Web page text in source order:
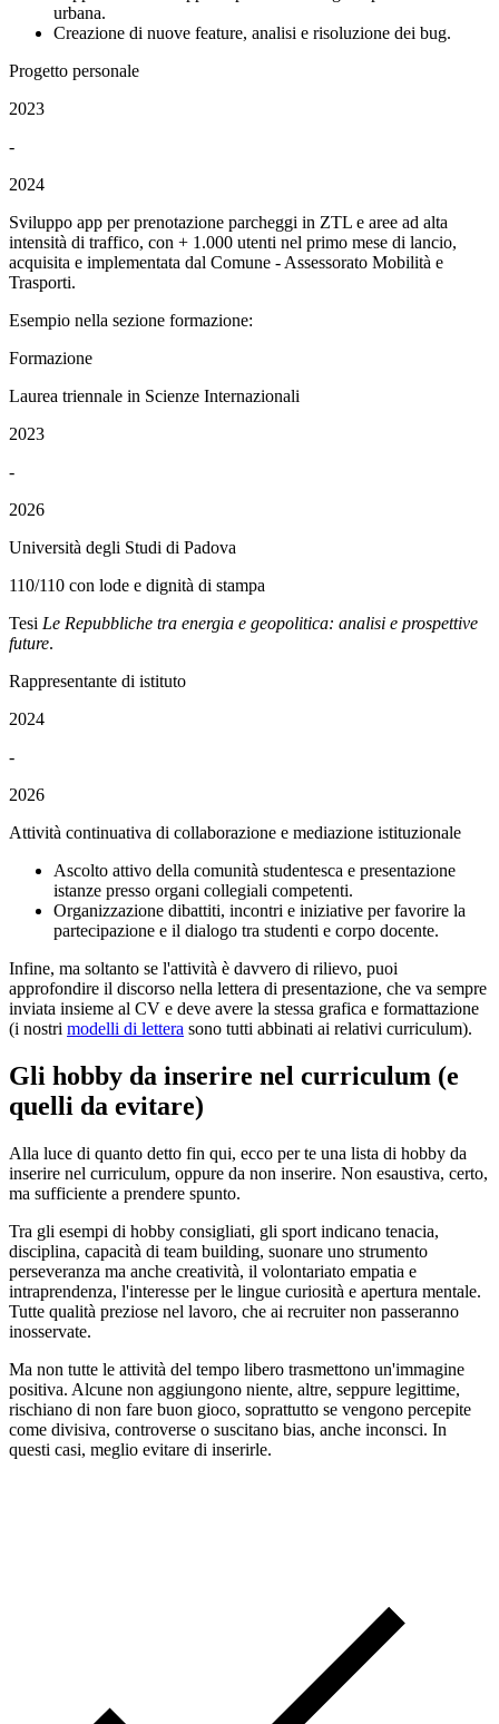
urbana.
Creazione di nuove feature, analisi e risoluzione dei bug.
Progetto personale
2023
-
2024
Sviluppo app per prenotazione parcheggi in ZTL e aree ad alta
intensità di traffico, con + 1.000 utenti nel primo mese di lancio,
acquisita e implementata dal Comune - Assessorato Mobilità e
Trasporti.
Esempio nella sezione formazione:
Formazione
Laurea triennale in Scienze Internazionali
2023
-
2026
Università degli Studi di Padova
110/110 con lode e dignità di stampa
Tesi Le Repubbliche tra energia e geopolitica: analisi e prospettive
future.
Rappresentante di istituto
2024
-
2026
Attività continuativa di collaborazione e mediazione istituzionale
Ascolto attivo della comunità studentesca e presentazione
istanze presso organi collegiali competenti.
Organizzazione dibattiti, incontri e iniziative per favorire la
partecipazione e il dialogo tra studenti e corpo docente.
Infine, ma soltanto se l'attività è davvero di rilievo, puoi
approfondire il discorso nella lettera di presentazione, che va sempre
inviata insieme al CV e deve avere la stessa grafica e formattazione
(i nostri modelli di lettera sono tutti abbinati ai relativi curriculum).
Gli hobby da inserire nel curriculum (e
quelli da evitare)
Alla luce di quanto detto fin qui, ecco per te una lista di hobby da
inserire nel curriculum, oppure da non inserire. Non esaustiva, certo,
ma sufficiente a prendere spunto.
Tra gli esempi di hobby consigliati, gli sport indicano tenacia,
disciplina, capacità di team building, suonare uno strumento
perseveranza ma anche creatività, il volontariato empatia e
intraprendenza, l'interesse per le lingue curiosità e apertura mentale.
Tutte qualità preziose nel lavoro, che ai recruiter non passeranno
inosservate.
Ma non tutte le attività del tempo libero trasmettono un'immagine
positiva. Alcune non aggiungono niente, altre, seppure legittime,
rischiano di non fare buon gioco, soprattutto se vengono percepite
come divisiva, controverse o suscitano bias, anche inconsci. In
questi casi, meglio evitare di inserirle.